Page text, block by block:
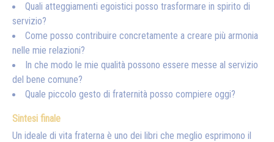
Quali atteggiamenti egoistici posso trasformare in spirito di
servizio?
Come posso contribuire concretamente a creare più armonia
nelle mie relazioni?
In che modo le mie qualità possono essere messe al servizio
del bene comune?
Quale piccolo gesto di fraternità posso compiere oggi?
Sintesi finale
Un ideale di vita fraterna è uno dei libri che meglio esprimono il